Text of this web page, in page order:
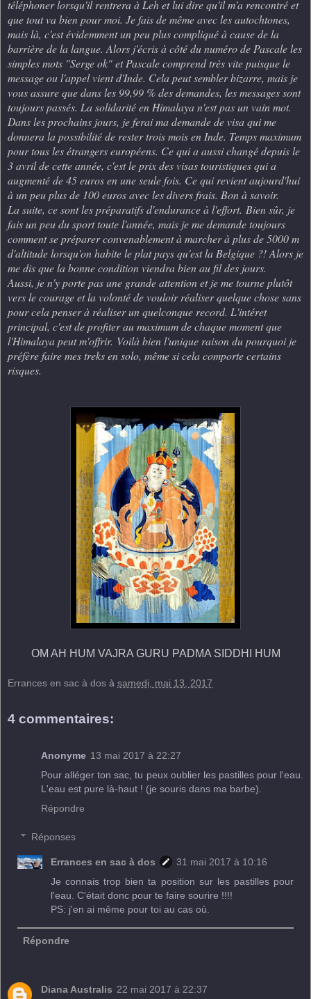
téléphoner lorsqu'il rentrera à Leh et lui dire qu'il m'a rencontré et
que tout va bien pour moi. Je fais de même avec les autochtones,
mais là, c'est évidemment un peu plus compliqué à cause de la
barrière de la langue. Alors j'écris à côté du numéro de Pascale les
simples mots "Serge ok" et Pascale comprend très vite puisque le
message ou l'appel vient d'Inde. Cela peut sembler bizarre, mais je
vous assure que dans les 99,99 % des demandes, les messages sont
toujours passés. La solidarité en Himalaya n'est pas un vain mot.
Dans les prochains jours, je ferai ma demande de visa qui me
donnera la possibilité de rester trois mois en Inde. Temps maximum
pour tous les étrangers européens. Ce qui a aussi changé depuis le
3 avril de cette année, c'est le prix des visas touristiques qui a
augmenté de 45 euros en une seule fois. Ce qui revient aujourd'hui
à un peu plus de 100 euros avec les divers frais. Bon à savoir.
La suite, ce sont les préparatifs d'endurance à l'effort. Bien sûr, je
fais un peu du sport toute l'année, mais je me demande toujours
comment se préparer convenablement à marcher à plus de 5000 m
d'altitude lorsqu'on habite le plat pays qu'est la Belgique ?! Alors je
me dis que la bonne condition viendra bien au fil des jours.
Aussi, je n'y porte pas une grande attention et je me tourne plutôt
vers le courage et la volonté de vouloir réaliser quelque chose sans
pour cela penser à réaliser un quelconque record. L'intéret
principal, c'est de profiter au maximum de chaque moment que
l'Himalaya peut m'offrir. Voilà bien l'unique raison du pourquoi je
préfère faire mes treks en solo, même si cela comporte certains
risques.
OM AH HUM VAJRA GURU PADMA SIDDHI HUM
Errances en sac à dos à samedi, mai 13, 2017
4 commentaires:
Anonyme 13 mai 2017 à 22:27
Pour alléger ton sac, tu peux oublier les pastilles pour l'eau.
L'eau est pure là-haut ! (je souris dans ma barbe).
Répondre
Réponses
Errances en sac à dos
31 mai 2017 à 10:16
Je connais trop bien ta position sur les pastilles pour
l'eau. C'était donc pour te faire sourire !!!!
PS: j'en ai même pour toi au cas où.
Répondre
Diana Australis 22 mai 2017 à 22:37